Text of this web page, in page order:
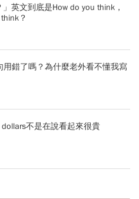
」英文到底是How do you think，
？
用錯了嗎？為什麼老外看不懂我寫
不是在說看起來很貴